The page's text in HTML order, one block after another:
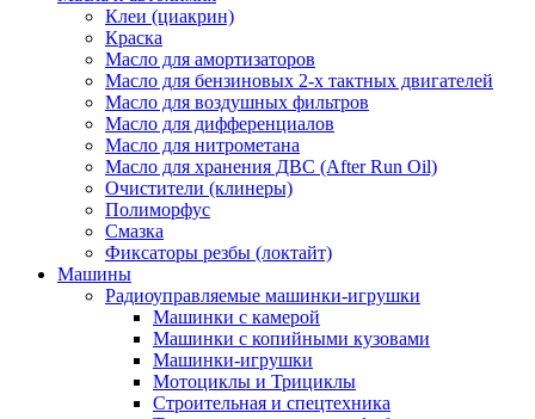
Клеи (циакрин)
Краска
Масло для амортизаторов
Масло для бензиновых 2-х тактных двигателей
Масло для воздушных фильтров
Масло для дифференциалов
Масло для нитрометана
Масло для хранения ДВС (After Run Oil)
Очистители (клинеры)
Полиморфус
Смазка
Фиксаторы резбы (локтайт)
Машины
Радиоуправляемые машинки-игрушки
Машинки с камерой
Машинки с копийными кузовами
Машинки-игрушки
Мотоциклы и Трициклы
Строительная и спецтехника